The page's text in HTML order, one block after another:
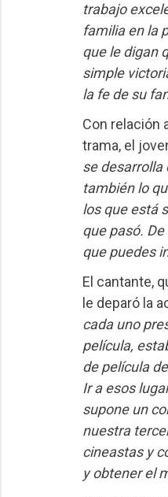
trabajo
familia en la
que le digan
simple
la fe de su
Con relación
trama, el
se desarrolla
también lo
los que está
que pasó.
que puedes
El cantante,
le deparó la
cada uno
película,
de película
Ir a esos
supone un
nuestra
cineastas y
y obtener el